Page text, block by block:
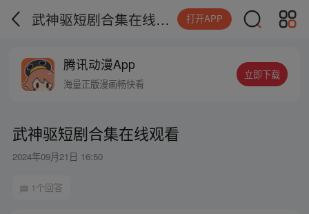
武神驱短剧合集在线观看 打开APP
腾讯动漫App
海量正版漫画畅快看
立即下载
武神驱短剧合集在线观看
2024年09月21日 16:50
1个回答